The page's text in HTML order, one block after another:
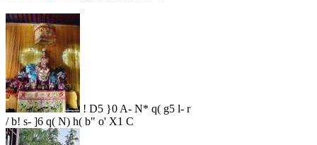
! D5 }0 A- N* q( g5 l- r
/ b! s- ]6 q( N) h( b" o' X1 C